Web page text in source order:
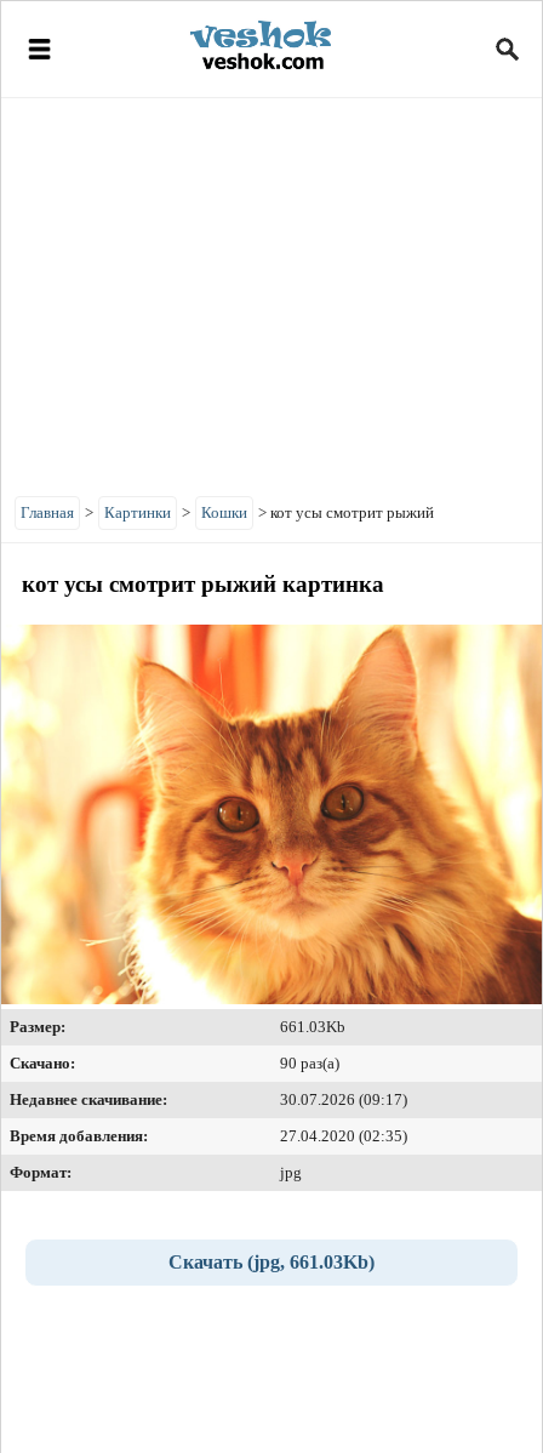
Главная > Картинки > Кошки > кот усы смотрит рыжий
кот усы смотрит рыжий картинка
Размер:
661.03Kb
Скачано:
90 раз(а)
Недавнее скачивание:
30.07.2026 (09:17)
Время добавления:
27.04.2020 (02:35)
Формат:
jpg
Скачать (jpg, 661.03Kb)